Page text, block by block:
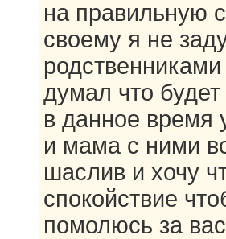
на правильную
своему я не
думал что
в данное время
и мама с ними
шаслив и хочу
спокойствие
помолюсь за